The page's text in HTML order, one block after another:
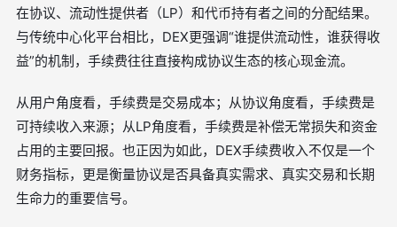
在协议、流动性提供者（LP）和代币持有者之间的分配结果。
与传统中心化平台相比，DEX更强调“谁提供流动性，谁获得收
益”的机制，手续费往往直接构成协议生态的核心现金流。
从用户角度看，手续费是交易成本；从协议角度看，手续费是
可持续收入来源；从LP角度看，手续费是补偿无常损失和资金
占用的主要回报。也正因为如此，DEX手续费收入不仅是一个
财务指标，更是衡量协议是否具备真实需求、真实交易和长期
生命力的重要信号。